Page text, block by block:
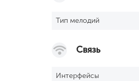
Тип мелодий
Связь
Интерфейсы